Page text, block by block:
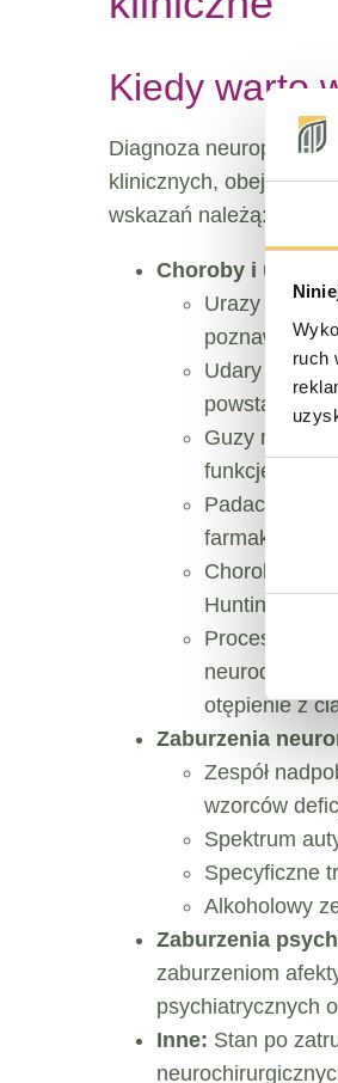
ruch
Wybór
zgody
Kiedy warto
Diagnoza
klinicznych,
wskazań należą:
Choroby i urazy
Urazy
Udary
powstałych
Guzy mózgu:
funkcje
Padaczka
Choroby
Huntingtona,
Procesy
otępienie z
Zaburzenia
Zespół
wzorców
Spektrum
Specyficzne
Alkoholowy
Zaburzenia
zaburzeniom
psychiatrycznych
Inne: Stan po